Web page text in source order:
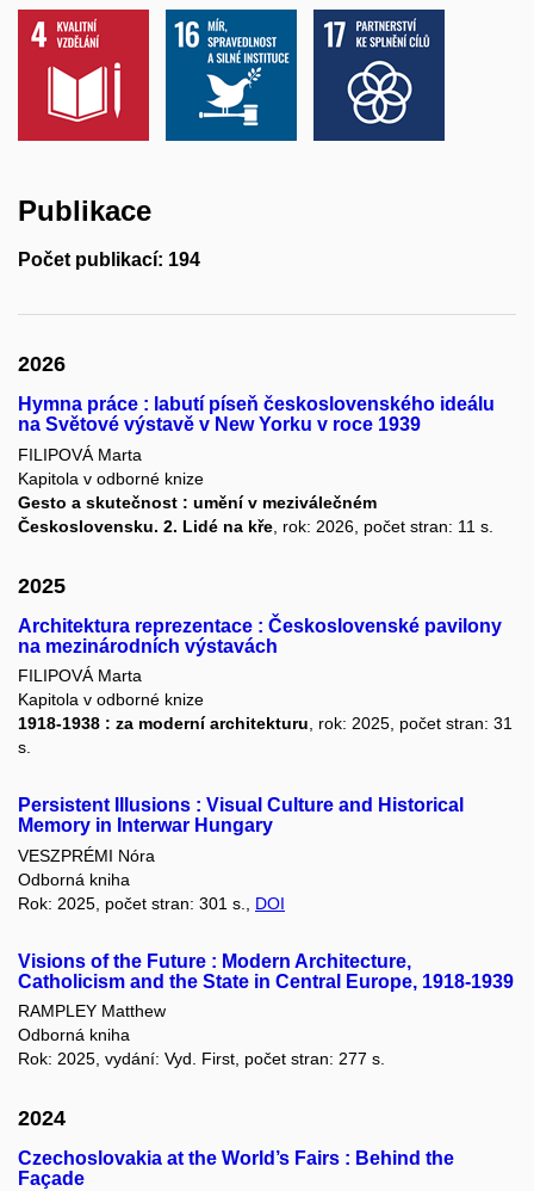
Publikace
Počet publikací: 194
2026
Hymna práce : labutí píseň československého ideálu
na Světové výstavě v New Yorku v roce 1939
FILIPOVÁ Marta
Kapitola v odborné knize
Gesto a skutečnost : umění v meziválečném
Československu. 2. Lidé na kře , rok: 2026, počet stran: 11 s.
2025
Architektura reprezentace : Československé pavilony
na mezinárodních výstavách
FILIPOVÁ Marta
Kapitola v odborné knize
1918-1938 : za moderní architekturu, rok: 2025, počet stran: 31
s.
Persistent Illusions : Visual Culture and Historical
Memory in Interwar Hungary
VESZPRÉMI Nóra
Odborná kniha
Rok: 2025, počet stran: 301 s., DOI
Visions of the Future : Modern Architecture,
Catholicism and the State in Central Europe, 1918-1939
RAMPLEY Matthew
Odborná kniha
Rok: 2025, vydání: Vyd. First, počet stran: 277 s.
2024
Czechoslovakia at the World’s Fairs : Behind the
Façade